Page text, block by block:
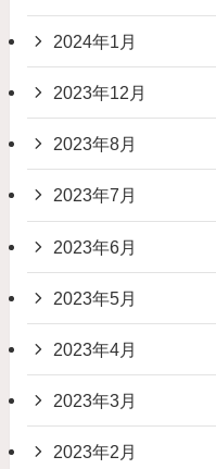
2024年1月
2023年12月
2023年8月
2023年7月
2023年6月
2023年5月
2023年4月
2023年3月
2023年2月